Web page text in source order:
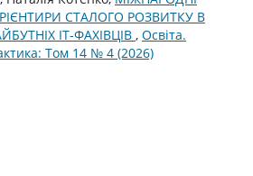
СТАЛОГО РОЗВИТКУ В
ІТ-ФАХІВЦІВ , Освіта.
Том 14 № 4 (2026)